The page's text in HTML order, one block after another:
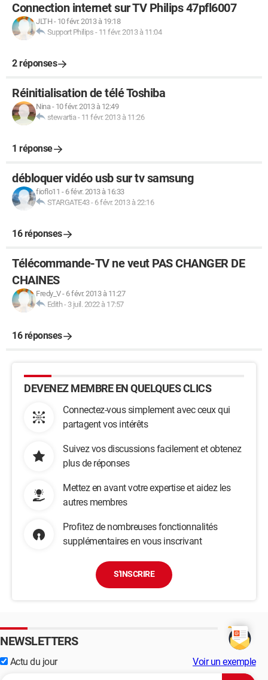
Connection internet sur TV Philips 47pfl6007
JLTH - 10 févr. 2013 à 19:18
Support Philips - 11 févr. 2013 à 11:04
2 réponses
Réinitialisation de télé Toshiba
Nina- 10 févr. 2013 à 12:49
stewartia - 11 févr. 2013 à 11:26
1 réponse
débloquer vidéo usb sur tv samsung
fioflo11 - 6 févr. 2013 à 16:33
STARGATE43- 6 févr. 2013 à 22:16
16 réponses
Télécommande-TV ne veut PAS CHANGER DE
CHAINES
Fredy_V- 6 févr. 2013 à 11:27
Edith- 3 juil. 2022 à 17:57
16 réponses
DEVENEZ MEMBRE EN QUELQUES CLICS
Connectez-vous simplement avec ceux qui
partagent vos intérêts
Suivez vos discussions facilement et obtenez
plus de réponses
Mettez en avant votre expertise et aidez les
autres membres
Profitez de nombreuses fonctionnalités
supplémentaires en vous inscrivant
S'INSCRIRE
NEWSLETTERS
Actu du jour Voir un exemple